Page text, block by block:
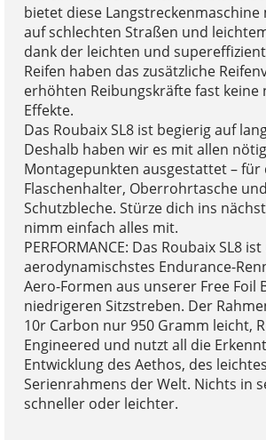
bietet diese
auf schlechten Straßen und
dank der leichten und
Reifen haben das zusätzliche
erhöhten Reibungskräfte fast keine
Effekte.
Das Roubaix SL8 ist begierig auf
Deshalb haben wir es mit allen
Montagepunkten ausgestattet – für
Flaschenhalter, Oberrohrtasche
Schutzbleche. Stürze dich ins
nimm einfach alles mit.
PERFORMANCE: Das Roubaix SL8
aerodynamischstes Endurance-
Aero-Formen aus unserer Free Foil
niedrigeren Sitzstreben. Der
10r Carbon nur 950 Gramm leicht,
Engineered und nutzt all die
Entwicklung des Aethos, des
Serienrahmens der Welt. Nichts in
schneller oder leichter.